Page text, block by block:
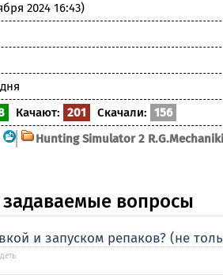
2024 16:43)
Качают: 201 Скачали: 156
Hunting Simulator 2
задаваемые вопросы
и запуском репаков? (не